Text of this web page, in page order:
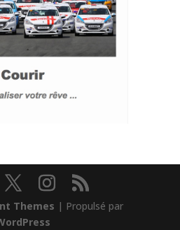
Themes | Propulsé par